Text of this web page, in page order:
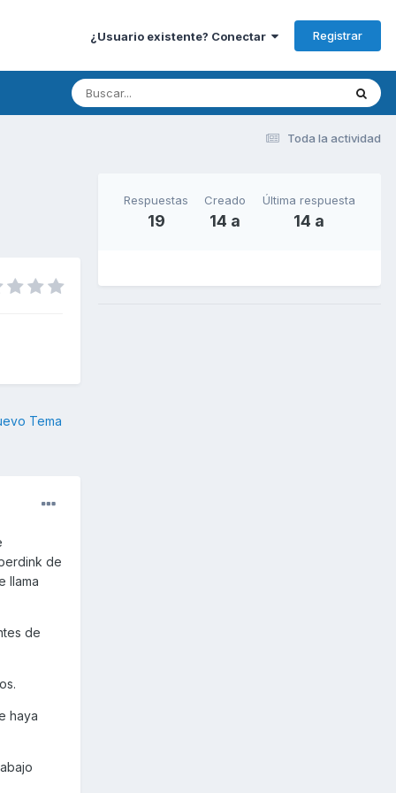
¿Usuario existente? Conectar Registrar
Toda la actividad
Tema
de
llama
de
haya
Respuestas
19
Creado
14 a
Última respuesta
14 a